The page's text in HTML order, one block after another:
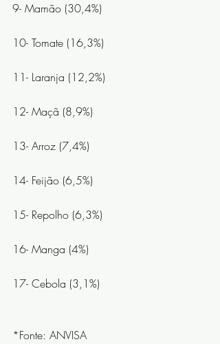
9- Mamão (30,4%)
10- Tomate (16,3%)
11- Laranja (12,2%)
12- Maçã (8,9%)
13- Arroz (7,4%)
14- Feijão (6,5%)
15- Repolho (6,3%)
16- Manga (4%)
17- Cebola (3,1%)
*Fonte: ANVISA